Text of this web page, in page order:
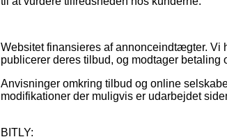
Websitet finansieres af annonceindtægter. Vi
publicerer deres tilbud, og modtager
Anvisninger omkring tilbud og online
modifikationer der muligvis er udarbejdet
BITLY: